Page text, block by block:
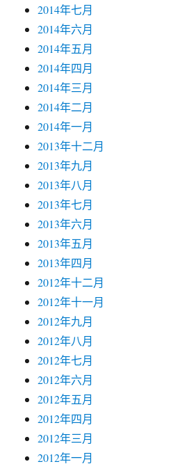
2014年七月
2014年六月
2014年五月
2014年四月
2014年三月
2014年二月
2014年一月
2013年十二月
2013年九月
2013年八月
2013年七月
2013年六月
2013年五月
2013年四月
2012年十二月
2012年十一月
2012年九月
2012年八月
2012年七月
2012年六月
2012年五月
2012年四月
2012年三月
2012年一月